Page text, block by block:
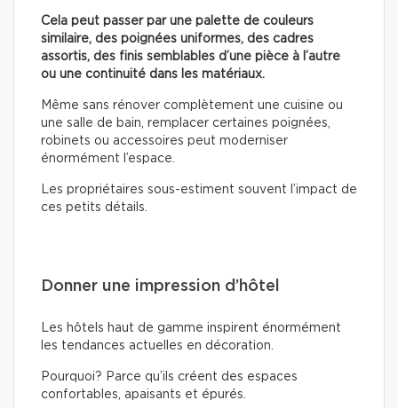
Cela peut passer par une palette de couleurs
similaire, des poignées uniformes, des cadres
assortis, des finis semblables d’une pièce à l’autre
ou une continuité dans les matériaux.
Même sans rénover complètement une cuisine ou
une salle de bain, remplacer certaines poignées,
robinets ou accessoires peut moderniser
énormément l’espace.
Les propriétaires sous-estiment souvent l’impact de
ces petits détails.
Donner une impression d’hôtel
Les hôtels haut de gamme inspirent énormément
les tendances actuelles en décoration.
Pourquoi? Parce qu’ils créent des espaces
confortables, apaisants et épurés.